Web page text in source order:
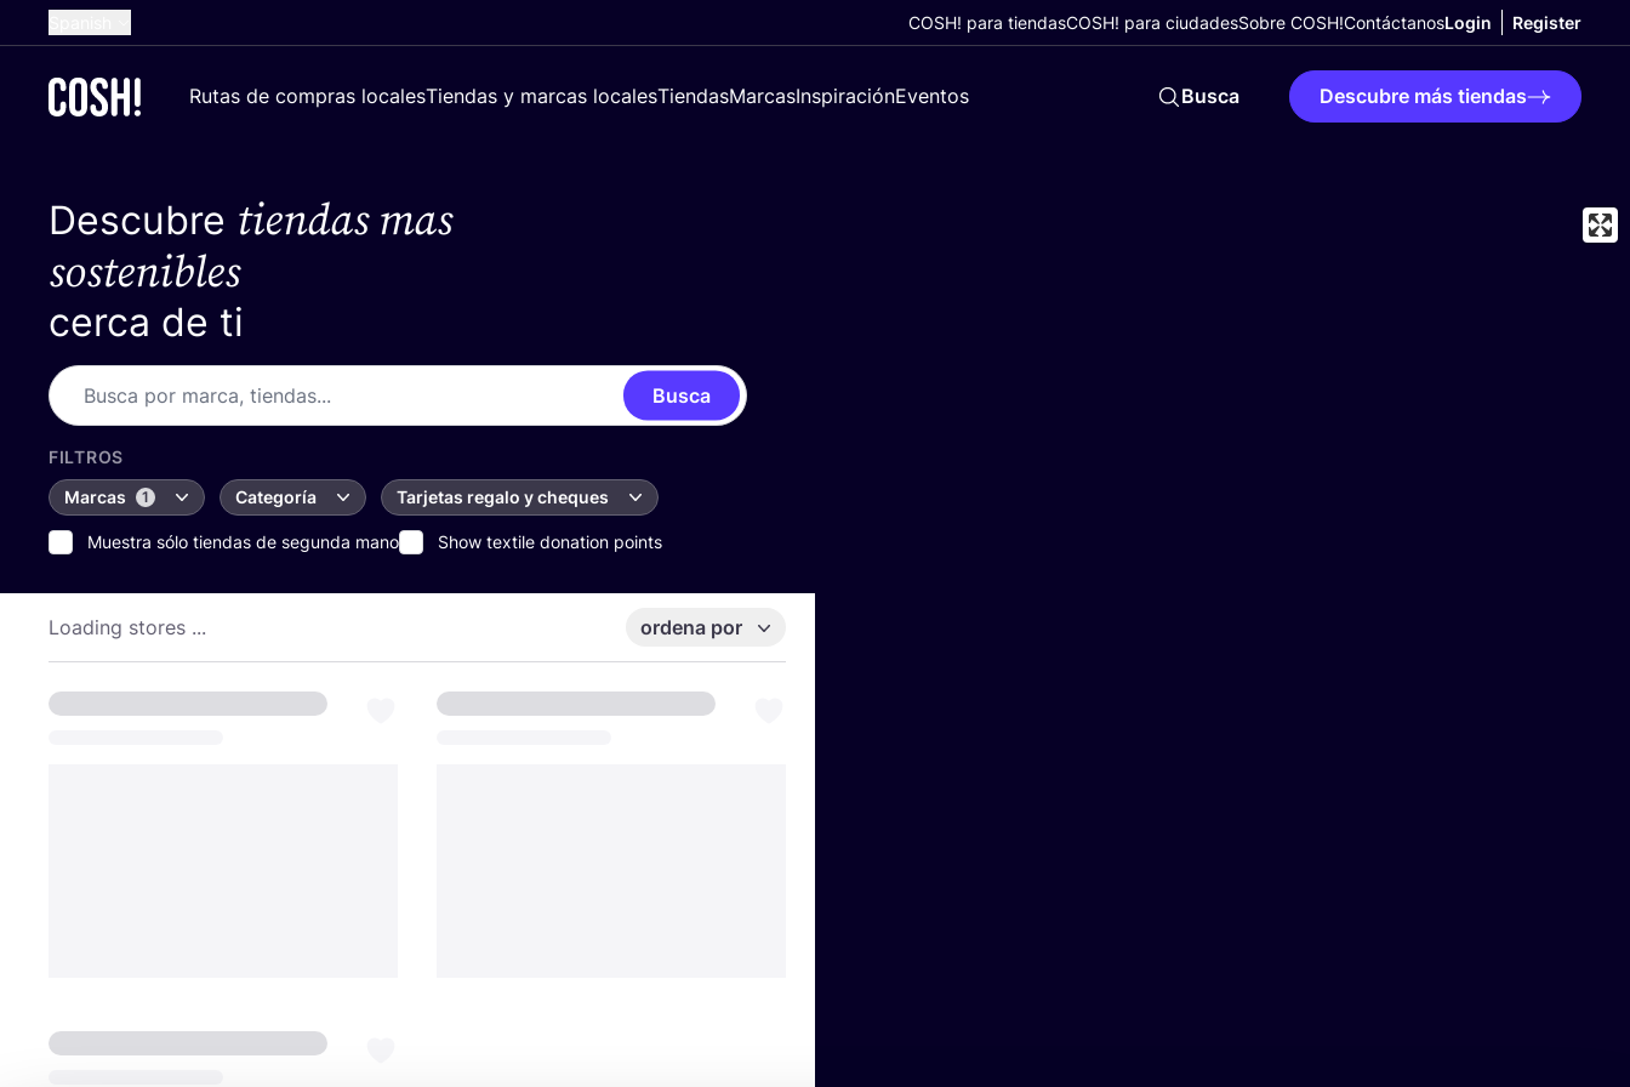
Dutch
German
COSH! para tiendasCOSH! para ciudadesSobre COSH!ContáctanosLogin Register
Rutas de compras localesTiendas y marcas localesTiendasMarcasInspiraciónEventos Busca Descubre más tiendas
Descubre tiendas mas
sostenibles
cerca de ti
Busca
FILTROS
Marcas
1 Categoría Tarjetas regalo y cheques
Muestra sólo tiendas de segunda mano Show textile donation points
Loading stores ... ordena por